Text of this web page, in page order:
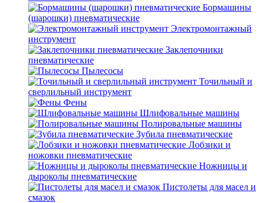
Бормашины
(шарошки) пневматические
Электромонтажный
инструмент
Заклепочники
пневматические
Пылесосы
Точильный и
сверлильный инструмент
Фены
Шлифовальные машины
Полировальные машины
Зубила пневматические
Лобзики и
ножовки пневматические
Ножницы и
дыроколы пневматические
Пистолеты для масел и
смазок